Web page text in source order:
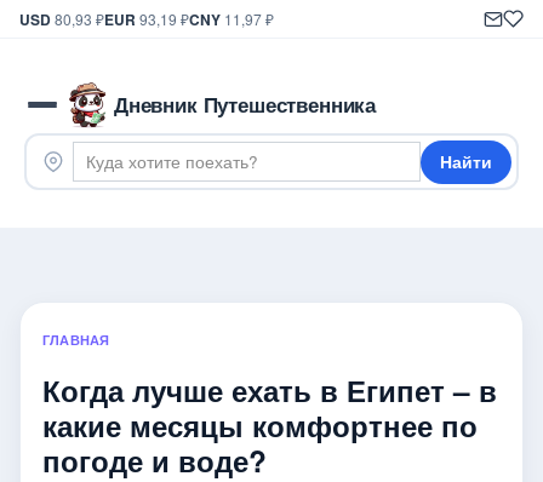
USD80,93 ₽EUR 93,19 ₽CNY 11,97 ₽
Дневник Путешественника
Найти
ГЛАВНАЯ
Когда лучше ехать в Египет – в
какие месяцы комфортнее по
погоде и воде?